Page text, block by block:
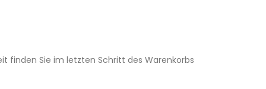
finden Sie im letzten Schritt des Warenkorbs